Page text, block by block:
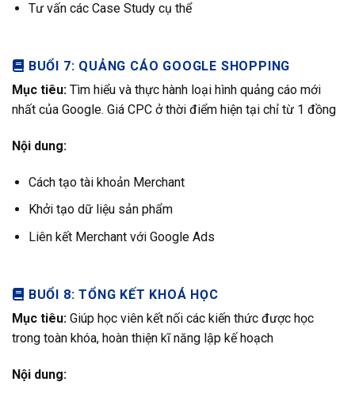
Tư vấn các Case Study cụ thể
BUỔI 7: QUẢNG CÁO GOOGLE SHOPPING
Mục tiêu: Tìm hiểu và thực hành loại hình quảng cáo mới
nhất của Google. Giá CPC ở thời điểm hiện tại chỉ từ 1 đồng
Nội dung:
Cách tạo tài khoản Merchant
Khởi tạo dữ liệu sản phẩm
Liên kết Merchant với Google Ads
BUỔI 8: TỔNG KẾT KHOÁ HỌC
Mục tiêu: Giúp học viên kết nối các kiến thức được học
trong toàn khóa, hoàn thiện kĩ năng lập kế hoạch
Nội dung: